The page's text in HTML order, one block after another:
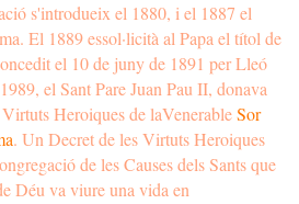
s'introdueix el 1880, i el 1887 el
El 1889 essol·licità al Papa el títol de
el 10 de juny de 1891 per Lleó
el Sant Pare Juan Pau II, donava
Heroiques de laVenerableSor
. Un Decret de les Virtuts Heroiques
de les Causes dels Sants que
Déu va viure una vida en